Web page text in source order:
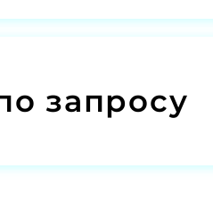
запросу